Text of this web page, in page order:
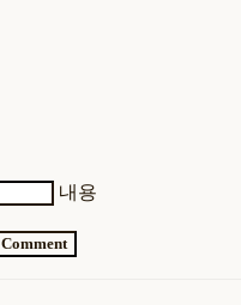
내용
Comment